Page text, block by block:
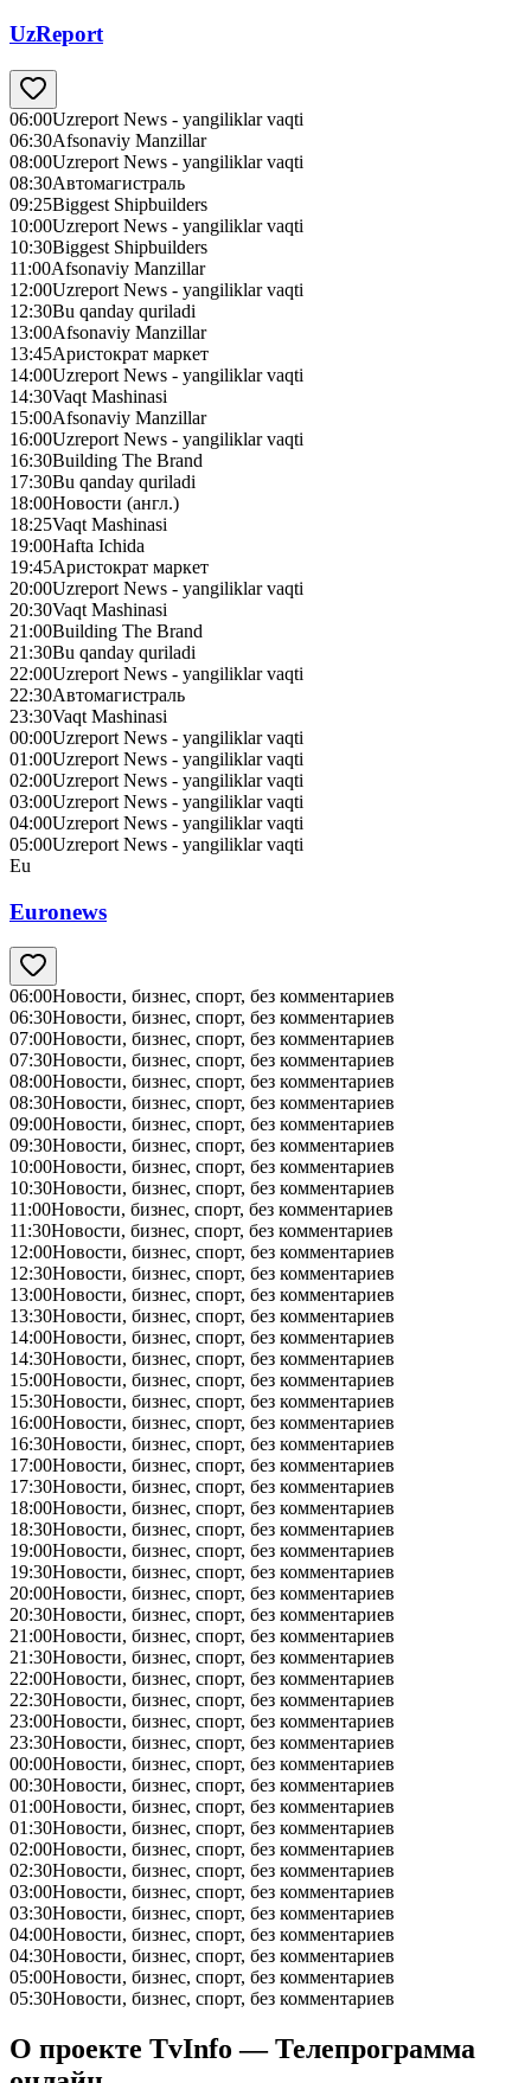
UzReport
06:00Uzreport News - yangiliklar vaqti
06:30Afsonaviy Manzillar
08:00Uzreport News - yangiliklar vaqti
08:30Автомагистраль
09:25Biggest Shipbuilders
10:00Uzreport News - yangiliklar vaqti
10:30Biggest Shipbuilders
11:00Afsonaviy Manzillar
12:00Uzreport News - yangiliklar vaqti
12:30Bu qanday quriladi
13:00Afsonaviy Manzillar
13:45Аристократ маркет
14:00Uzreport News - yangiliklar vaqti
14:30Vaqt Mashinasi
15:00Afsonaviy Manzillar
16:00Uzreport News - yangiliklar vaqti
16:30Building The Brand
17:30Bu qanday quriladi
18:00Новости (англ.)
18:25Vaqt Mashinasi
19:00Hafta Ichida
19:45Аристократ маркет
20:00Uzreport News - yangiliklar vaqti
20:30Vaqt Mashinasi
21:00Building The Brand
21:30Bu qanday quriladi
22:00Uzreport News - yangiliklar vaqti
22:30Автомагистраль
23:30Vaqt Mashinasi
00:00Uzreport News - yangiliklar vaqti
01:00Uzreport News - yangiliklar vaqti
02:00Uzreport News - yangiliklar vaqti
03:00Uzreport News - yangiliklar vaqti
04:00Uzreport News - yangiliklar vaqti
05:00Uzreport News - yangiliklar vaqti
Eu
Euronews
06:00Новости, бизнес, спорт, без комментариев
06:30Новости, бизнес, спорт, без комментариев
07:00Новости, бизнес, спорт, без комментариев
07:30Новости, бизнес, спорт, без комментариев
08:00Новости, бизнес, спорт, без комментариев
08:30Новости, бизнес, спорт, без комментариев
09:00Новости, бизнес, спорт, без комментариев
09:30Новости, бизнес, спорт, без комментариев
10:00Новости, бизнес, спорт, без комментариев
10:30Новости, бизнес, спорт, без комментариев
11:00Новости, бизнес, спорт, без комментариев
11:30Новости, бизнес, спорт, без комментариев
12:00Новости, бизнес, спорт, без комментариев
12:30Новости, бизнес, спорт, без комментариев
13:00Новости, бизнес, спорт, без комментариев
13:30Новости, бизнес, спорт, без комментариев
14:00Новости, бизнес, спорт, без комментариев
14:30Новости, бизнес, спорт, без комментариев
15:00Новости, бизнес, спорт, без комментариев
15:30Новости, бизнес, спорт, без комментариев
16:00Новости, бизнес, спорт, без комментариев
16:30Новости, бизнес, спорт, без комментариев
17:00Новости, бизнес, спорт, без комментариев
17:30Новости, бизнес, спорт, без комментариев
18:00Новости, бизнес, спорт, без комментариев
18:30Новости, бизнес, спорт, без комментариев
19:00Новости, бизнес, спорт, без комментариев
19:30Новости, бизнес, спорт, без комментариев
20:00Новости, бизнес, спорт, без комментариев
20:30Новости, бизнес, спорт, без комментариев
21:00Новости, бизнес, спорт, без комментариев
21:30Новости, бизнес, спорт, без комментариев
22:00Новости, бизнес, спорт, без комментариев
22:30Новости, бизнес, спорт, без комментариев
23:00Новости, бизнес, спорт, без комментариев
23:30Новости, бизнес, спорт, без комментариев
00:00Новости, бизнес, спорт, без комментариев
00:30Новости, бизнес, спорт, без комментариев
01:00Новости, бизнес, спорт, без комментариев
01:30Новости, бизнес, спорт, без комментариев
02:00Новости, бизнес, спорт, без комментариев
02:30Новости, бизнес, спорт, без комментариев
03:00Новости, бизнес, спорт, без комментариев
03:30Новости, бизнес, спорт, без комментариев
04:00Новости, бизнес, спорт, без комментариев
04:30Новости, бизнес, спорт, без комментариев
05:00Новости, бизнес, спорт, без комментариев
05:30Новости, бизнес, спорт, без комментариев
О проекте TvInfo — Телепрограмма